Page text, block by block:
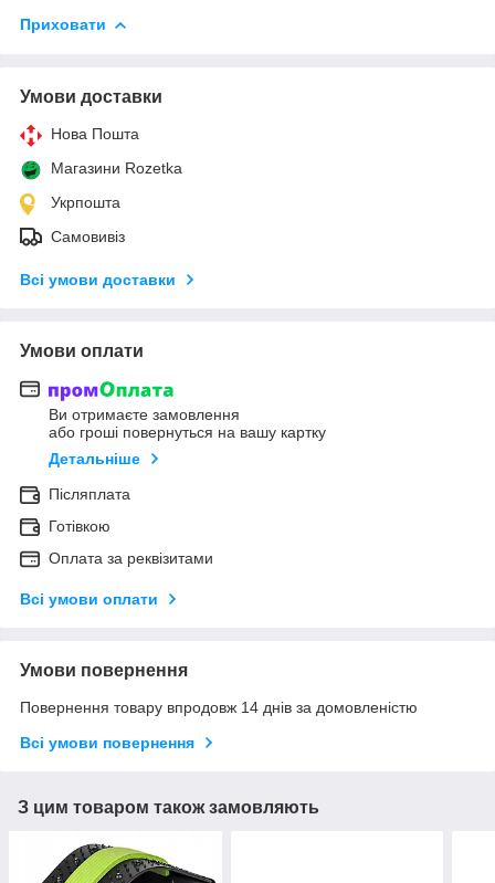
Приховати
Умови доставки
Нова Пошта
Магазини Rozetka
Укрпошта
Самовивіз
Всі умови доставки
Умови оплати
Ви отримаєте замовлення
або гроші повернуться на вашу картку
Детальніше
Післяплата
Готівкою
Оплата за реквізитами
Всі умови оплати
Умови повернення
Повернення товару впродовж 14 днів за домовленістю
Всі умови повернення
З цим товаром також замовляють